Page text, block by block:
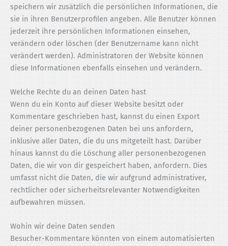
speichern wir zusätzlich die persönlichen Informationen, die
sie in ihren Benutzerprofilen angeben. Alle Benutzer können
jederzeit ihre persönlichen Informationen einsehen,
verändern oder löschen (der Benutzername kann nicht
verändert werden). Administratoren der Website können
diese Informationen ebenfalls einsehen und verändern.
Welche Rechte du an deinen Daten hast
Wenn du ein Konto auf dieser Website besitzt oder
Kommentare geschrieben hast, kannst du einen Export
deiner personenbezogenen Daten bei uns anfordern,
inklusive aller Daten, die du uns mitgeteilt hast. Darüber
hinaus kannst du die Löschung aller personenbezogenen
Daten, die wir von dir gespeichert haben, anfordern. Dies
umfasst nicht die Daten, die wir aufgrund administrativer,
rechtlicher oder sicherheitsrelevanter Notwendigkeiten
aufbewahren müssen.
Wohin wir deine Daten senden
Besucher-Kommentare könnten von einem automatisierten